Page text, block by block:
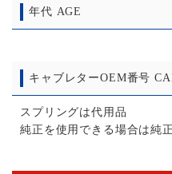
年代 AGE
キャブレターOEM番号
スプリングは代用品
純正を使用できる場合は純